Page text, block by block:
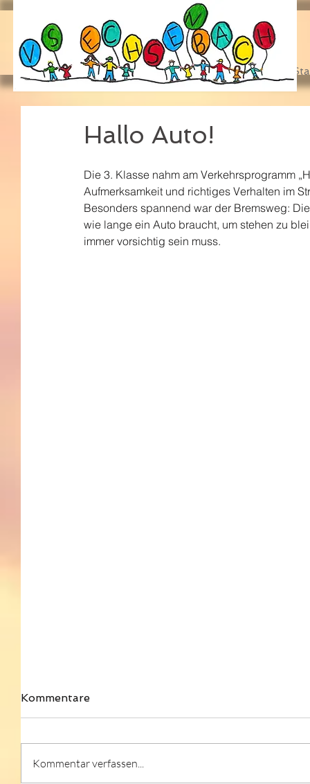
Hallo Auto!
Die 3. Klasse nahm am Verkehrsprogramm
Aufmerksamkeit und richtiges Verhalten im
Besonders spannend war der Bremsweg:
wie lange ein Auto braucht, um stehen zu
immer vorsichtig sein muss.
Kommentare
Kommentar verfassen...